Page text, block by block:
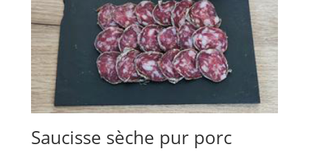
Saucisse sèche pur porc